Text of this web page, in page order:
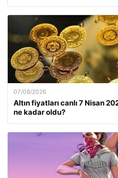
07/08/2026
Altın fiyatları canlı 7 Nisan
ne kadar oldu?